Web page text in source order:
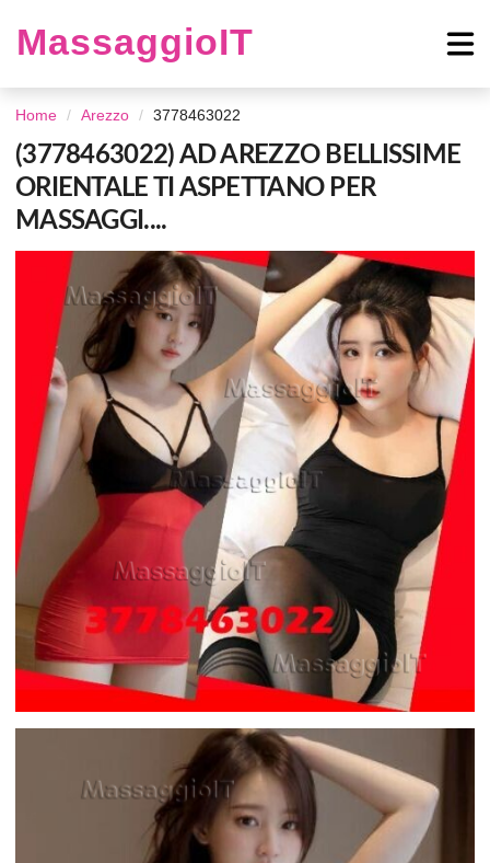
MassaggioIT
Home Arezzo 3778463022
(3778463022) AD AREZZO BELLISSIME
ORIENTALE TI ASPETTANO PER
MASSAGGI....